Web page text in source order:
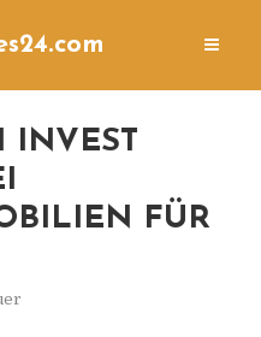
INVEST
FÜR